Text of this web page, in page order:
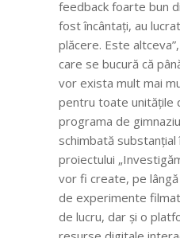
feedback foarte bun
fost încântați, au
plăcere. Este
care se bucură că
vor exista mult mai
pentru toate unitățile
programa de
schimbată substanțial
proiectului
vor fi create, pe
de experimente
de lucru, dar și o